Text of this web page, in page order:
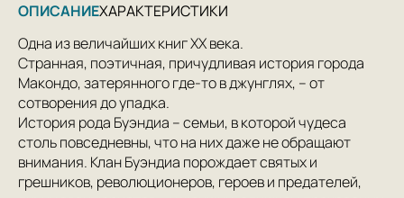
ОПИСАНИЕХАРАКТЕРИСТИКИ
Одна из величайших книг ХХ века.
Странная, поэтичная, причудливая история города
Макондо, затерянного где-то в джунглях, – от
сотворения до упадка.
История рода Буэндиа – семьи, в которой чудеса
столь повседневны, что на них даже не обращают
внимания. Клан Буэндиа порождает святых и
грешников, революционеров, героев и предателей,